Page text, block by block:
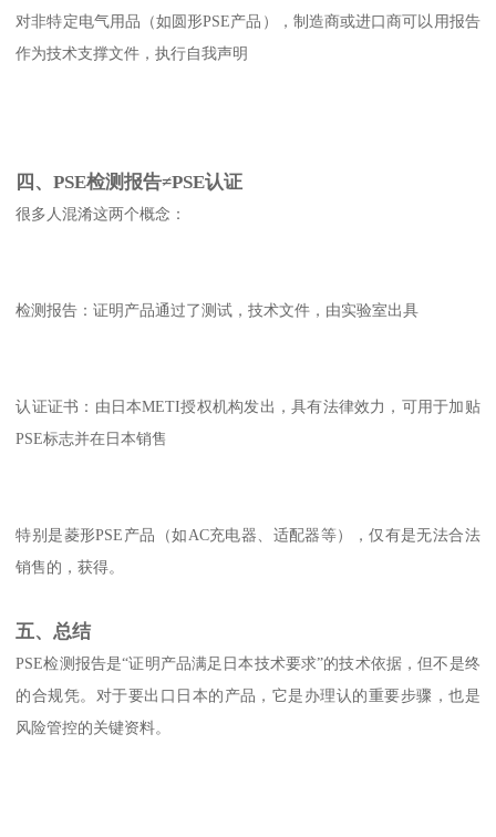
对非特定电气用品（如圆形PSE产品），制造商或进口商可以用报告
作为技术支撑文件，执行自我声明
四、PSE检测报告≠PSE认证
很多人混淆这两个概念：
检测报告：证明产品通过了测试，技术文件，由实验室出具
认证证书：由日本METI授权机构发出，具有法律效力，可用于加贴
PSE标志并在日本销售
特别是菱形PSE产品（如AC充电器、适配器等），仅有是无法合法
销售的，获得。
五、总结
PSE检测报告是“证明产品满足日本技术要求”的技术依据，但不是终
的合规凭。对于要出口日本的产品，它是办理认的重要步骤，也是
风险管控的关键资料。